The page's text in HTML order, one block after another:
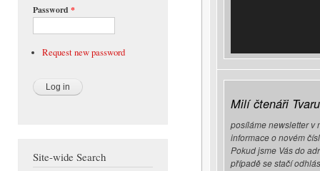
Password *
Request new password
Site-wide Search
Milí čtenáři
posíláme newsletter v
informace o novém
Pokud jsme Vás do
případě se stačí